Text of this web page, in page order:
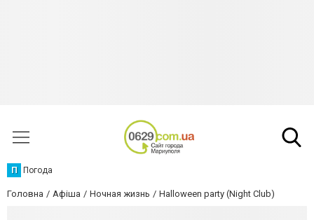
П Погода
Головна Афіша Ночная жизнь Halloween party (Night Club)